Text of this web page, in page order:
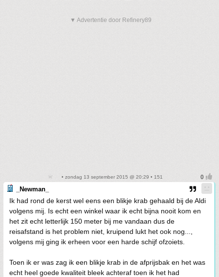
▼ Advertentie door Refinery89
• zondag 13 september 2015 @ 20:29 • 151
_Newman_
Ik had rond de kerst wel eens een blikje krab gehaald bij de Aldi
volgens mij. Is echt een winkel waar ik echt bijna nooit kom en
het zit echt letterlijk 150 meter bij me vandaan dus de
reisafstand is het problem niet, kruipend lukt het ook nog...,
volgens mij ging ik erheen voor een harde schijf ofzoiets.
Toen ik er was zag ik een blikje krab in de afprijsbak en het was
echt heel goede kwaliteit bleek achteraf toen ik het had